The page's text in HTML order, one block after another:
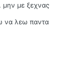
μην με ξεχνας
να λεω παντα